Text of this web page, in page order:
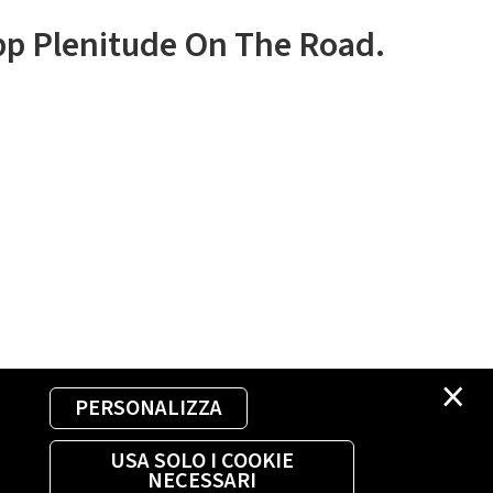
×
PERSONALIZZA
USA SOLO I COOKIE
NECESSARI
Plenitude On The Road.